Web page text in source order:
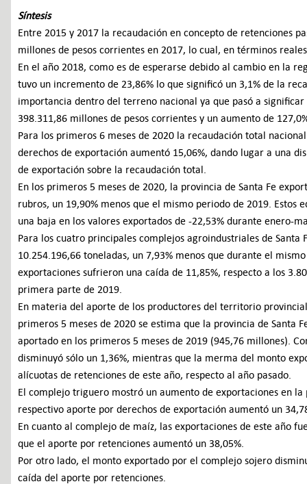
Síntesis
Entre 2015 y 2017 la recaudación en concepto de retenciones
millones de pesos corrientes en 2017, lo cual, en términos
En el año 2018, como es de esperarse debido al cambio en la
tuvo un incremento de 23,86% lo que significó un 3,1% de la
importancia dentro del terreno nacional ya que pasó a
398.311,86 millones de pesos corrientes y un aumento de
Para los primeros 6 meses de 2020 la recaudación total
derechos de exportación aumentó 15,06%, dando lugar a una
de exportación sobre la recaudación total.
En los primeros 5 meses de 2020, la provincia de Santa Fe
rubros, un 19,90% menos que el mismo periodo de 2019.
una baja en los valores exportados de -22,53% durante enero-
Para los cuatro principales complejos agroindustriales de Santa
10.254.196,66 toneladas, un 7,93% menos que durante el
exportaciones sufrieron una caída de 11,85%, respecto a los
primera parte de 2019.
En materia del aporte de los productores del territorio
primeros 5 meses de 2020 se estima que la provincia de
aportado en los primeros 5 meses de 2019 (945,76 millones).
disminuyó sólo un 1,36%, mientras que la merma del monto
alícuotas de retenciones de este año, respecto al año pasado.
El complejo triguero mostró un aumento de exportaciones en
respectivo aporte por derechos de exportación aumentó un
En cuanto al complejo de maíz, las exportaciones de este año
que el aporte por retenciones aumentó un 38,05%.
Por otro lado, el monto exportado por el complejo sojero
caída del aporte por retenciones.